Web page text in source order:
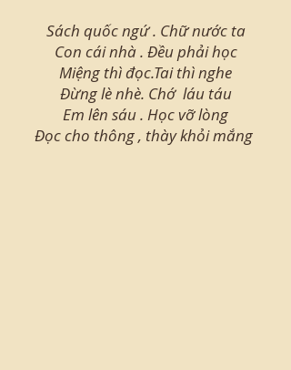
Sách quốc ngứ . Chữ nước ta
Con cái nhà . Đều phải học
Miệng thì đọc.Tai thì nghe
Đừng lè nhè. Chớ láu táu
Em lên sáu . Học vỡ lòng
Đọc cho thông , thày khỏi mắng